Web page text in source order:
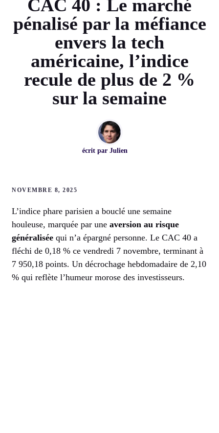
CAC 40 : Le marché
pénalisé par la méfiance
envers la tech
américaine, l’indice
recule de plus de 2 %
sur la semaine
écrit par Julien
NOVEMBRE 8, 2025
L’indice phare parisien a bouclé une semaine
houleuse, marquée par une aversion au risque
généralisée qui n’a épargné personne. Le CAC 40 a
fléchi de 0,18 % ce vendredi 7 novembre, terminant à
7 950,18 points. Un décrochage hebdomadaire de 2,10
% qui reflète l’humeur morose des investisseurs.